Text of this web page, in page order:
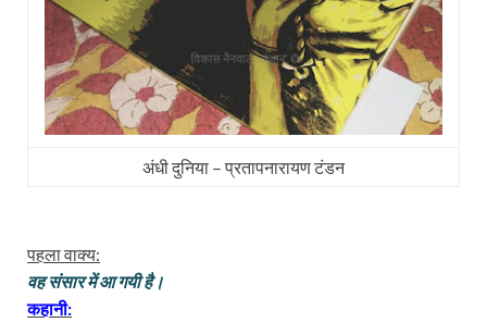
अंधी दुनिया – प्रतापनारायण टंडन
पहला वाक्य:
वह संसार में आ गयी है।
कहानी: